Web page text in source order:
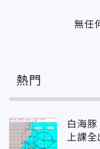
無任
熱門
白海
上課